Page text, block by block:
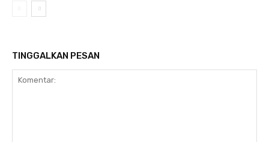
TINGGALKAN PESAN